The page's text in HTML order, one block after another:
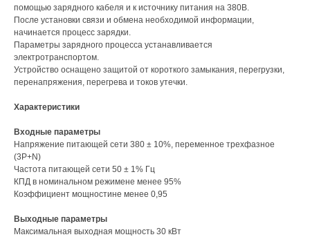
помощью зарядного кабеля и к источнику питания на 380В.
После установки связи и обмена необходимой информации,
начинается процесс зарядки.
Параметры зарядного процесса устанавливается
электротранспортом.
Устройство оснащено защитой от короткого замыкания, перегрузки,
перенапряжения, перегрева и токов утечки.
Характеристики
Входные параметры
Напряжение питающей сети 380 ± 10%, переменное трехфазное
(3P+N)
Частота питающей сети 50 ± 1% Гц
КПД в номинальном режимене менее 95%
Коэффициент мощностине менее 0,95
Выходные параметры
Максимальная выходная мощность 30 кВт